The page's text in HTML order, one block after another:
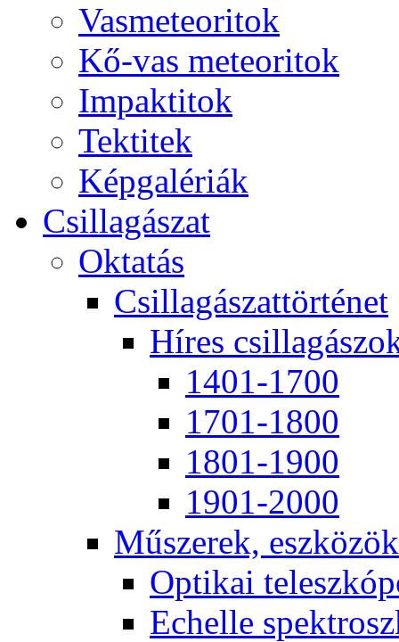
Vas­me­te­o­ri­tok
Kő-vas me­te­o­ri­tok
Imp­ak­ti­tok
Tek­ti­tek
Kép­ga­lé­ri­ák
Csil­la­gá­szat
Ok­ta­tás
Csil­la­gá­szat­tör­té­net
Hí­res
1401-1700
1701-1800
1801-1900
1901-2000
Mű­sze­rek, esz­kö­zök
Op­ti­kai
Echel­le